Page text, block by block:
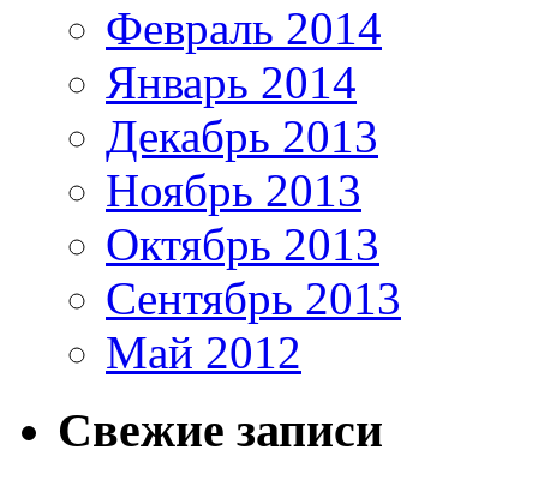
Февраль 2014
Январь 2014
Декабрь 2013
Ноябрь 2013
Октябрь 2013
Сентябрь 2013
Май 2012
Свежие записи